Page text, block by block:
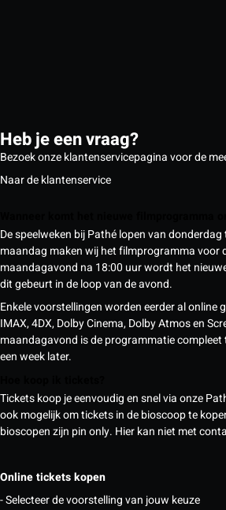
Heb je een vraag?
Bezoek onze klantenservicepagina voor de
Naar de klantenservice
De speelweken bij Pathé lopen van
maandag maken wij het filmprogramma voor
maandagavond na 18:00 uur wordt het
dit gebeurt in de loop van de avond.
Enkele voorstellingen worden eerder al online
IMAX, 4DX, Dolby Cinema, Dolby Atmos en
maandagavond is de programmatie
een week later.
Tickets koop je eenvoudig en snel via onze
ook mogelijk om tickets in de bioscoop te
bioscopen zijn pin only. Hier kan niet met
Online tickets kopen
- Selecteer de voorstelling van jouw keuze